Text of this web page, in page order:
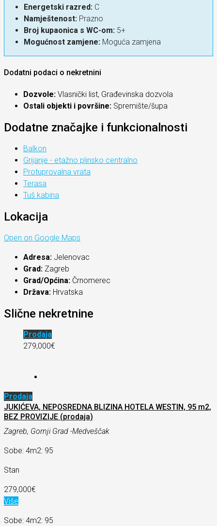
Energetski razred: C
Namještenost: Prazno
Broj kupaonica s WC-om: 5+
Mogućnost zamjene: Moguća zamjena
Dodatni podaci o nekretnini
Dozvole: Vlasnički list, Građevinska dozvola
Ostali objekti i površine: Spremište/šupa
Dodatne značajke i funkcionalnosti
Balkon
Grijanje - etažno plinsko centralno
Protuprovalna vrata
Terasa
Tuš kabina
Lokacija
Open on Google Maps
Adresa: Jelenovac
Grad: Zagreb
Grad/Općina: Črnomerec
Država: Hrvatska
Slične nekretnine
Prodaja
279,000€
Prodaja
JUKIĆEVA, NEPOSREDNA BLIZINA HOTELA WESTIN, 95 m2,
BEZ PROVIZIJE (prodaja)
Zagreb, Gornji Grad -Medveščak
Sobe: 4m2: 95
Stan
279,000€
Više
Sobe: 4m2: 95